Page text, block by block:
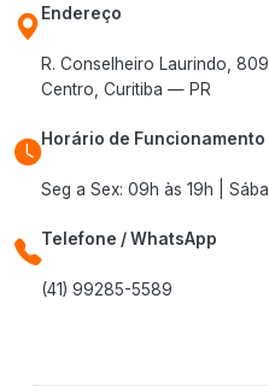
Endereço
R. Conselheiro Laurindo,
Centro, Curitiba — PR
Horário de Funcionamento
Seg a Sex: 09h às 19h |
Telefone / WhatsApp
(41) 99285-5589